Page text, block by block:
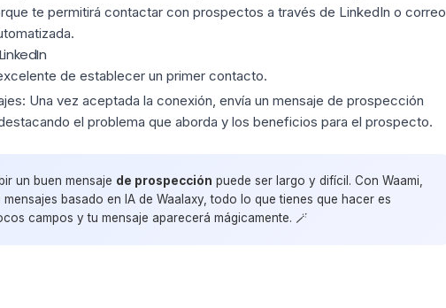
te permitirá contactar con prospectos a través de LinkedIn o correo
de establecer un primer contacto.
Una vez aceptada la conexión, envía un mensaje de prospección
el problema que aborda y los beneficios para el prospecto.
un buen mensaje de prospección puede ser largo y difícil. Con Waami,
basado en IA de Waalaxy, todo lo que tienes que hacer es
campos y tu mensaje aparecerá mágicamente. 🪄